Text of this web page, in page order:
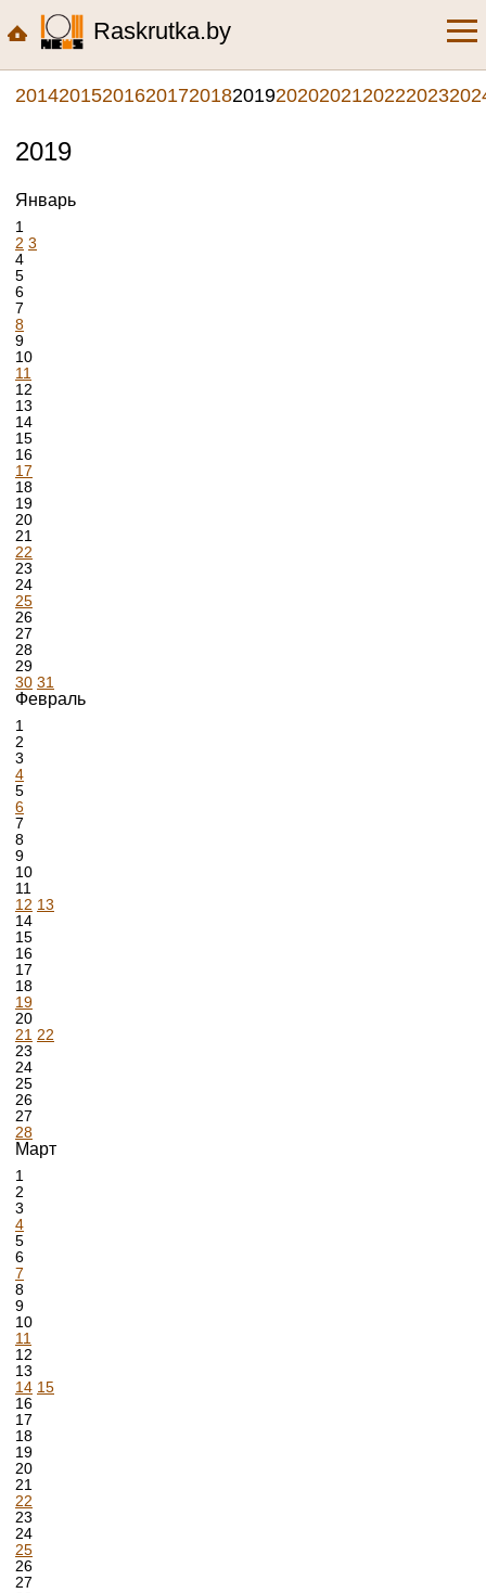
Raskrutka.by
2014201520162017201820192020202120222023
2019
Январь
1
2 3
4
5
6
7
8
9
10
11
12
13
14
15
16
17
18
19
20
21
22
23
24
25
26
27
28
29
30 31
Февраль
1
2
3
4
5
6
7
8
9
10
11
12 13
14
15
16
17
18
19
20
21 22
23
24
25
26
27
28
Март
1
2
3
4
5
6
7
8
9
10
11
12
13
14 15
16
17
18
19
20
21
22
23
24
25
26
27